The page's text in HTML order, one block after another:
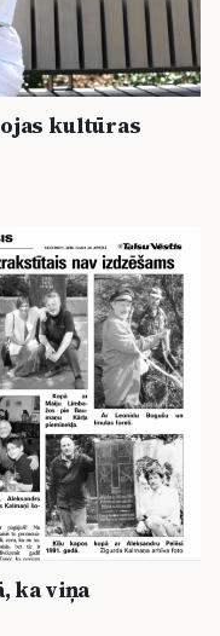
kultūras
ka viņa